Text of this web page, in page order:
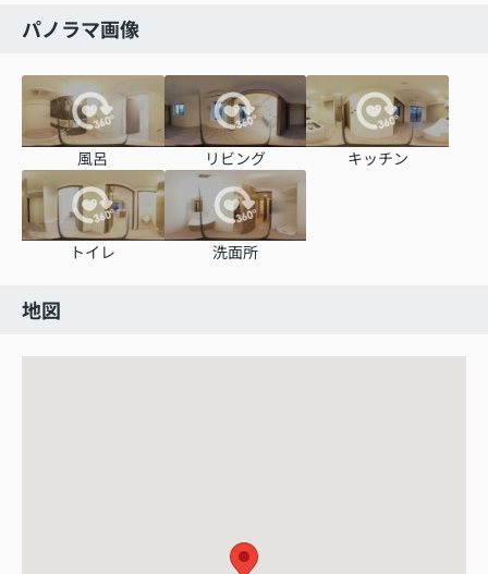
パノラマ画像
風呂 リビング キッチン
トイレ 洗面所
地図